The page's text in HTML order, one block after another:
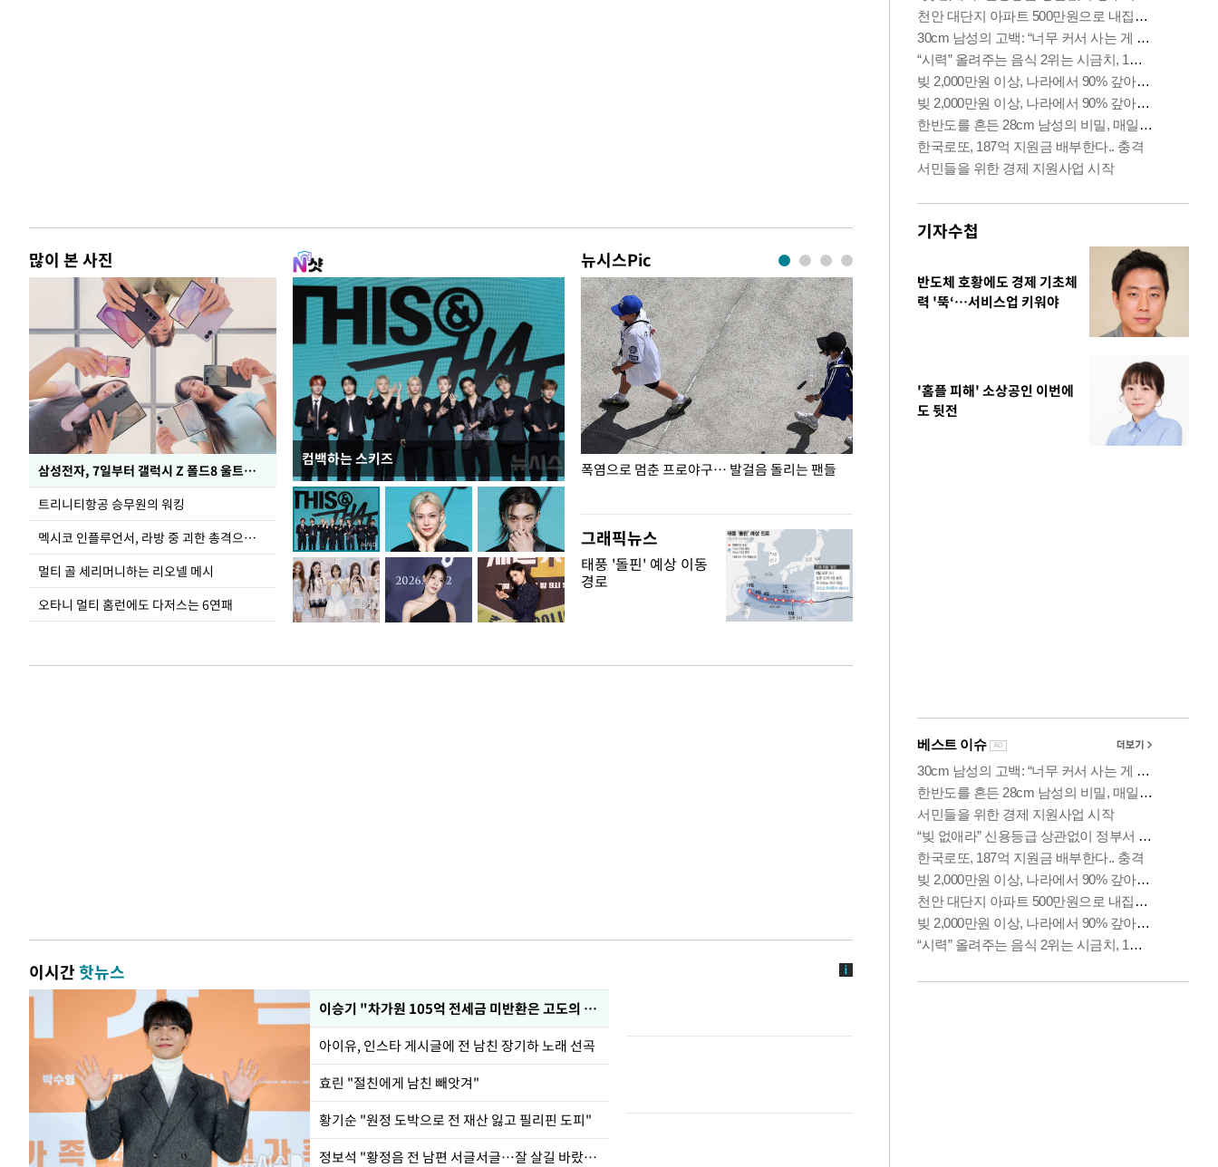
많이 본 사진
삼성전자, 7일부터 갤럭시 Z 폴드8 울트라·폴드8·플립8 출시
트리니티항공 승무원의 워킹
멕시코 인플루언서, 라방 중 괴한 총격으로 사망
멀티 골 세리머니하는 리오넬 메시
오타니 멀티 홈런에도 다저스는 6연패
컴백하는 스키즈
뉴시스Pic
입추 하루 앞둔 전남광주… 열화상 카메라에 담긴
폭염
폭염으로 멈춘 프로야구… 발걸음 돌리는 팬들
그래픽뉴스
태풍 '돌핀' 예상 이동
경로
이시간핫뉴스
이승기 "차가원 105억 전세금 미반환은 고도의 사기"
아이유, 인스타 게시글에 전 남친 장기하 노래 선곡
효린 "절친에게 남친 빼앗겨"
황기순 "원정 도박으로 전 재산 잃고 필리핀 도피"
정보석 "황정음 전 남편 서글서글…잘 살길 바랐는데"
기자수첩
반도체 호황에도 경제 기초체
력 '뚝‘…서비스업 키워야
'홈플 피해' 소상공인 이번에
도 뒷전